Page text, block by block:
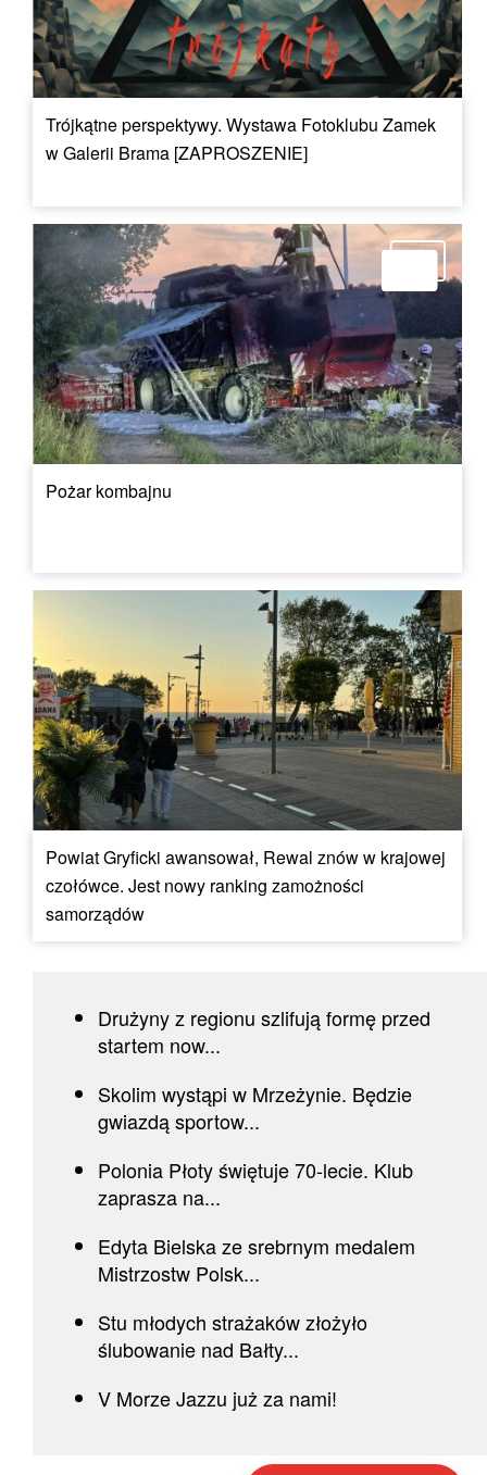
Trójkątne perspektywy. Wystawa Fotoklubu Zamek
w Galerii Brama [ZAPROSZENIE]
Pożar kombajnu
Powiat Gryficki awansował, Rewal znów w krajowej
czołówce. Jest nowy ranking zamożności
samorządów
Drużyny z regionu szlifują formę przed
startem now...
Skolim wystąpi w Mrzeżynie. Będzie
gwiazdą sportow...
Polonia Płoty świętuje 70-lecie. Klub
zaprasza na...
Edyta Bielska ze srebrnym medalem
Mistrzostw Polsk...
Stu młodych strażaków złożyło
ślubowanie nad Bałty...
V Morze Jazzu już za nami!